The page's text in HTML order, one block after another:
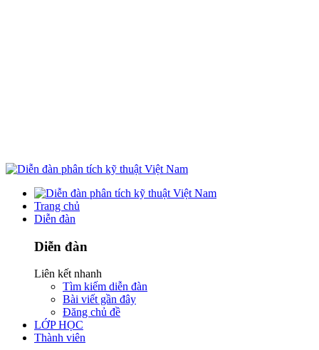
Trang chủ
Diễn đàn
Diễn đàn
Liên kết nhanh
Tìm kiếm diễn đàn
Bài viết gần đây
Đăng chủ đề
LỚP HỌC
Thành viên